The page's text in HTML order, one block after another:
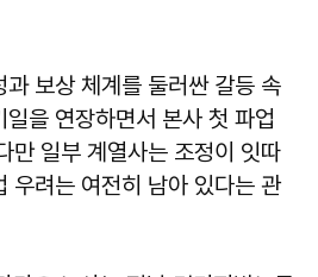
과 보상 체계를 둘러싼 갈등 속
을 연장하면서 본사 첫 파업
만 일부 계열사는 조정이 잇따
우려는 여전히 남아 있다는 관